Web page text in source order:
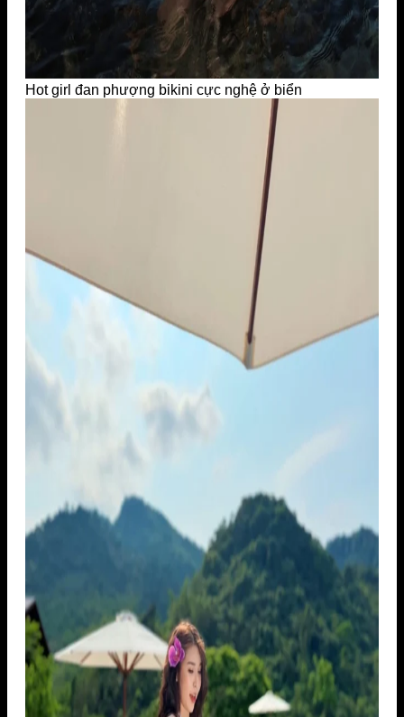
Hot girl đan phượng bikini cực nghệ ở biển